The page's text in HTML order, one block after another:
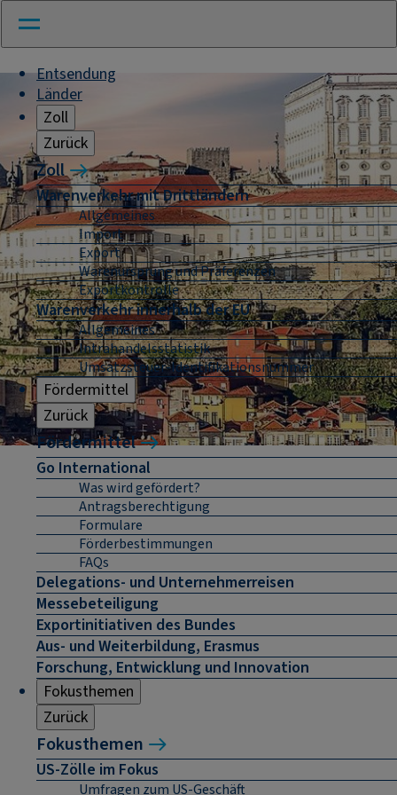
Entsendung
Länder
Zoll
Zurück
Zoll
Warenverkehr mit Drittländern
Allgemeines
Import
Export
Warenursprung und Präferenzen
Exportkontrolle
Warenverkehr innerhalb der EU
Allgemeines
Intrahandelsstatistik
Umsatzsteuer-Identifikationsnummer
Fördermittel
Zurück
Fördermittel
Go International
Was wird gefördert?
Antragsberechtigung
Formulare
Förderbestimmungen
FAQs
Delegations- und Unternehmerreisen
Messebeteiligung
Exportinitiativen des Bundes
Aus- und Weiterbildung, Erasmus
Forschung, Entwicklung und Innovation
Fokusthemen
Zurück
Fokusthemen
US-Zölle im Fokus
Umfragen zum US-Geschäft